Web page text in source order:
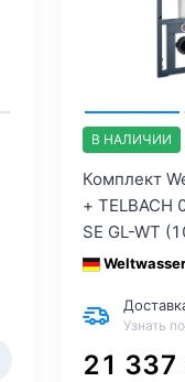
В НАЛИЧИИ
Комплект
+ TELBACH
SE GL-WT
Weltwasser
Узнать
21 337